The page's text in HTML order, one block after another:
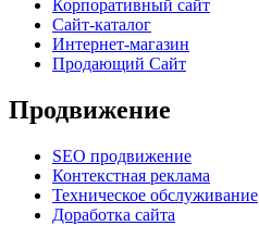
Корпоративный сайт
Сайт-каталог
Интернет-магазин
Продающий Сайт
Продвижение
SEO продвижение
Контекстная реклама
Техническое обслуживание
Доработка сайта